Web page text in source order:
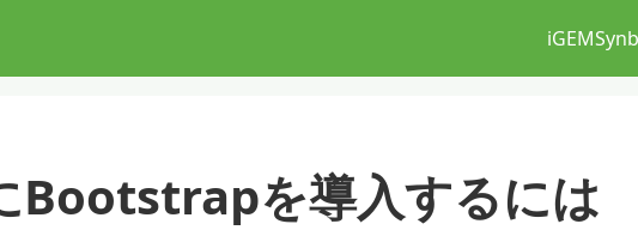
iGEM
Bootstrapを導入するには